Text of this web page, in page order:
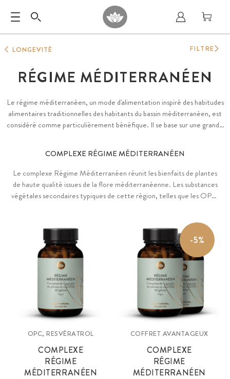
LONGEVITÉ
RÉGIME MÉDITERRANÉEN
Le régime méditerranéen, un mode d'alimentation inspiré des habitudes
alimentaires traditionnelles des habitants du bassin méditerranéen, est
considéré comme particulièrement bénéfique. Il se base sur une grande
fruits de mer, d'huile d'olive et de noix. La flore méditerranéenne offre
également un grand nombre de précieuses substances végétales
secondaires telles que les OPC, le resvératrol, la quercétine, les
bioflavonoïdes d'agrumes, la punicaline, l'oleuropéine, l'hydroxytyrosol et
la S-allylcystéine (SAC).
COMPLEXE RÉGIME MÉDITERRANÉEN
Le complexe Régime Méditerranéen réunit les bienfaits de plantes
de haute qualité issues de la flore méditerranéenne. Les substances
végétales secondaires typiques de cette région, telles que les OPC,
matières premières soigneusement sélectionnées et sont intégrées
dans de l'huile d'algues oméga-3 de qualité supérieure ainsi que dans
un mélange de vitamines D3 + K2 vegan.
OPC, RESVÉRATROL
COMPLEXE
RÉGIME
MÉDITERRANÉEN
-5%
COFFRET AVANTAGEUX
COMPLEXE
RÉGIME
MÉDITERRANÉEN
FILTRE